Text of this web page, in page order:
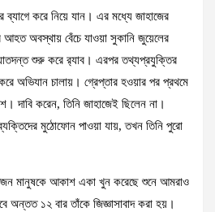
ব্যাগে করে নিয়ে যান। এর মধ্যে জাহাজের
আহত অবস্থায় বেঁচে যাওয়া সুকানি জুয়েলের
শুরু করে র‍্যাব। এরপর তথ্যপ্রযুক্তির
অভিযান চালায়। গ্রেপ্তার হওয়ার পর প্রথমে
দাবি করেন, তিনি জাহাজেই ছিলেন না।
মুঠোফোন পাওয়া যায়, তখন তিনি পুরো
মানুষকে আকাশ একা খুন করেছে শুনে আমরাও
অন্তত ১২ বার তাঁকে জিজ্ঞাসাবাদ করা হয়।